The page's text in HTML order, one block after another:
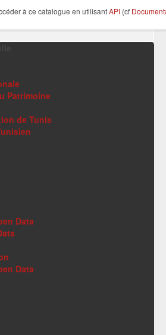
à ce catalogue en utilisantAPI (cf
Patrimoine
de Tunis
Data
Data